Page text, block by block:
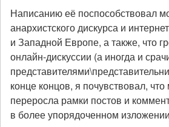
Написанию её поспособствовал
анархистского дискурса и
и Западной Европе, а также, что
онлайн-дискуссии (а иногда и
конце концов, я почувствовал,
переросла рамки постов и
в более упорядоченном